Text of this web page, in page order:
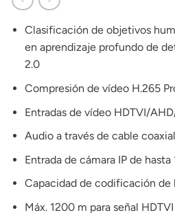
Clasificación de objetivos
en aprendizaje profundo de
2.0
Compresión de vídeo H.265
Entradas de vídeo HDTVI/
Audio a través de cable coaxial
Entrada de cámara IP de
Capacidad de codificación de
Máx. 1200 m para señal